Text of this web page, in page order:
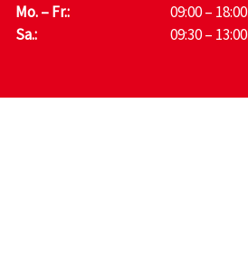
Mo. – Fr.:
09:00 – 18:00
Sa.:
09:30 – 13:00